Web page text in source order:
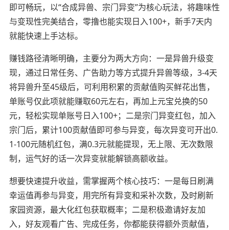
即可畅玩，以“合成异兽、宗门异变”为核心玩法，将趣味性
与变现性完美结合，零撸也能实现日入100+，新手7天内
就能快速上手达标。
赚钱路径清晰明确，主要分为两大方向：一是异兽升级变
现，通过日常任务、广告助力等方式提升异兽等级，3-4天
将异兽升至45级后，可利用积累的贡献值购买鲜花出售，
单账号仅此项就能赚取60元左右，再加上元宝兑换的50
元，轻松实现单账号日入100+；二是宗门异变红包，加入
宗门后，累计100贡献值即可参与异变，每次异变可开出0.
1-100元随机红包，满0.3元就能提现，无上限、无次数限
制，运气好的话一次异变就能解锁高额收益。
想要快速提升收益，需掌握两个核心技巧：一是每日刷满
幸运值再参与异变，用完所有异变和采补次数，及时刷新
家园资源，最大化红包获取概率；二是积极邀请好友加
入，好友观看广告、完成任务，你都能获得额外贡献值，